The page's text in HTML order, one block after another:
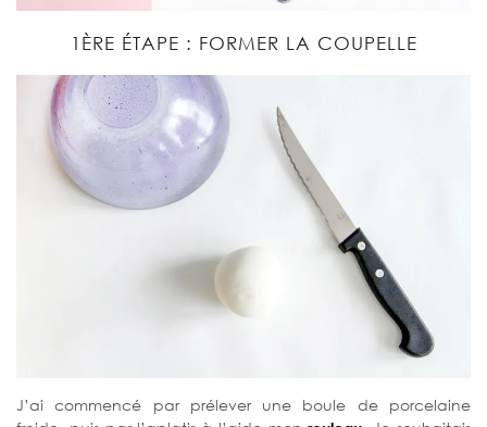
1ÈRE ÉTAPE : FORMER LA COUPELLE
J’ai commencé par prélever une boule de porcelaine